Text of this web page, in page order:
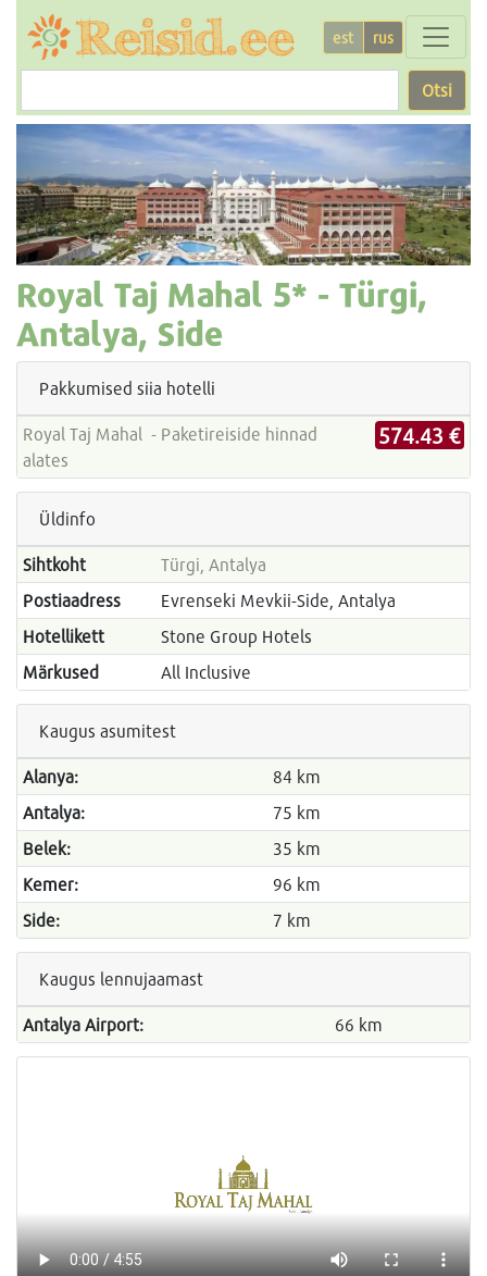
est rus
Otsi
Royal Taj Mahal 5* - Türgi,
Antalya, Side
Pakkumised siia hotelli
Royal Taj Mahal - Paketireiside hinnad
alates
574.43 €
Üldinfo
Sihtkoht
Türgi, Antalya
Postiaadress
Evrenseki Mevkii-Side, Antalya
Hotellikett
Stone Group Hotels
Märkused
All Inclusive
Kaugus asumitest
Alanya:
84 km
Antalya:
75 km
Belek:
35 km
Kemer:
96 km
Side:
7 km
Kaugus lennujaamast
Antalya Airport: 66 km